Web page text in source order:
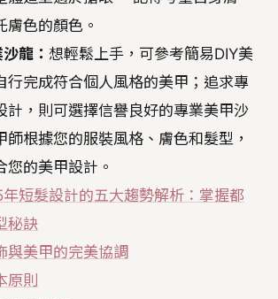
膚色的顏色。
龍： 想輕鬆上手，可參考簡易DIY美
行完成符合個人風格的美甲；追求專
計，則可選擇信譽良好的專業美甲沙
師根據您的服裝風格、膚色和髮型，
您的美甲設計。
短髮設計的五大趨勢解析：掌握都
秘訣
與美甲的完美協調
原則